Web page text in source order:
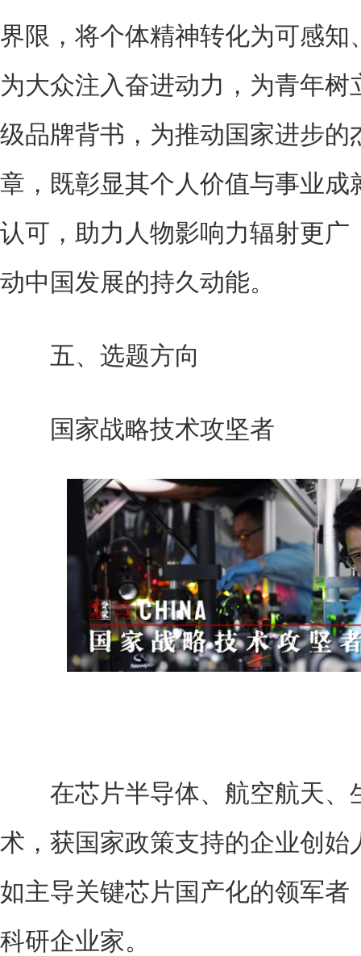
界限，将个体精神转化为可感知
为大众注入奋进动力，为青年
级品牌背书，为推动国家进步的
章，既彰显其个人价值与事业成
认可，助力人物影响力辐射更广
动中国发展的持久动能。
五、选题方向
国家战略技术攻坚者
在芯片半导体、航空航天、
术，获国家政策支持的企业创
如主导关键芯片国产化的领军者
科研企业家。